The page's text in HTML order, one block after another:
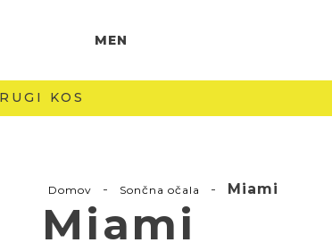
MEN
KOS
Domov - Sončna očala - Miami
Miami